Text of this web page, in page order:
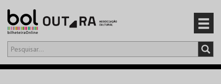
Olá,iniciar sessão